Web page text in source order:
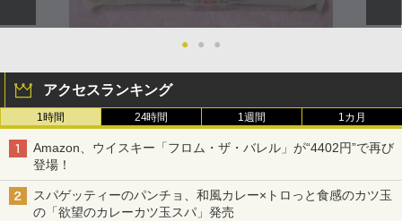
● ● ●
アクセスランキング
1時間 24時間 1週間 1カ月
Amazon、ウイスキー「フロム・ザ・バレル」が“4402円”で再び
登場！
スパゲッティーのパンチョ、和風カレー×トロっと食感のカツ玉
の「欲望のカレーカツ玉スパ」発売